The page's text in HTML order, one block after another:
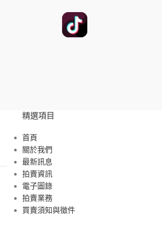
精選項目
首頁
關於我們
最新訊息
拍賣資訊
電子圖錄
拍賣業務
買賣須知與徵件